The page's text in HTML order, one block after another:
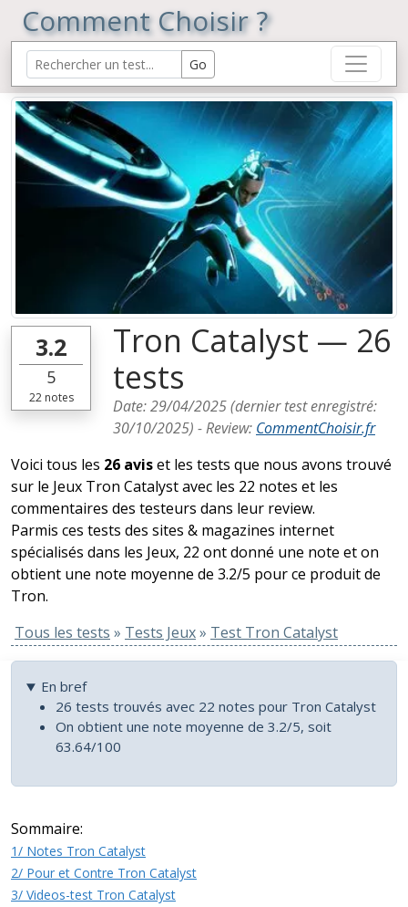
Comment Choisir ?
3.2
5
22notes
Tron Catalyst — 26
tests
Date:29/04/2025(dernier test enregistré:
30/10/2025) -Review: CommentChoisir.fr
Voici tous les 26 aviset les tests que nous avons trouvé
sur le Jeux Tron Catalyst avec les 22 notes et les
commentaires des testeurs dans leur review.
Parmis ces tests des sites & magazines internet
spécialisés dans les Jeux, 22 ont donné une note et on
obtient une note moyenne de 3.2/5 pour ce produit de
Tron.
Tous les tests » Tests Jeux» Test Tron Catalyst
En bref
26 tests trouvés avec 22 notes pour Tron Catalyst
On obtient une note moyenne de 3.2/5, soit
63.64/100
Sommaire:
1/ Notes Tron Catalyst
2/ Pour et Contre Tron Catalyst
3/ Videos-test Tron Catalyst